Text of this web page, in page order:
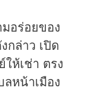
อร่อยของ
กล่าว เปิด
ห้เช่า ตรง
หน้าเมือง